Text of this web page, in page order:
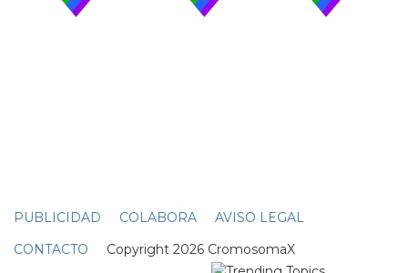
PUBLICIDAD COLABORA
AVISO LEGAL
CONTACTO Copyright 2026 CromosomaX